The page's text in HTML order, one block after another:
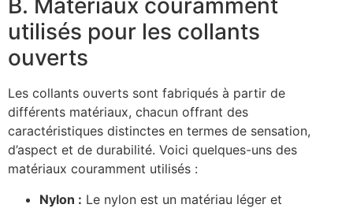
B. Matériaux couramment
utilisés pour les collants
ouverts
Les collants ouverts sont fabriqués à partir de
différents matériaux, chacun offrant des
caractéristiques distinctes en termes de sensation,
d’aspect et de durabilité. Voici quelques-uns des
matériaux couramment utilisés :
Nylon : Le nylon est un matériau léger et